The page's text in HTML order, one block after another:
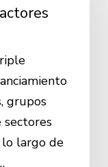
grupos
sectores
largo de